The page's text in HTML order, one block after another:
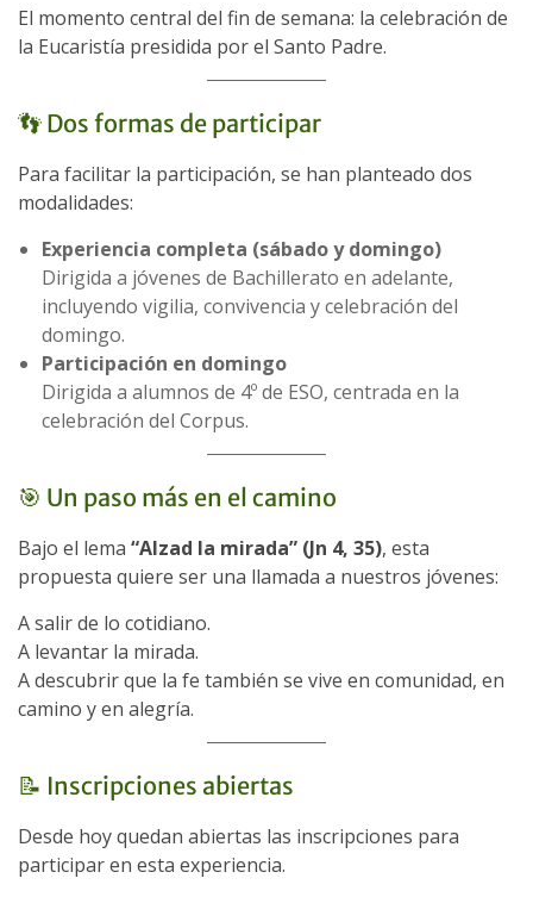
El momento central del fin de semana: la celebración de
la Eucaristía presidida por el Santo Padre.
👣 Dos formas de participar
Para facilitar la participación, se han planteado dos
modalidades:
Experiencia completa (sábado y domingo)
Dirigida a jóvenes de Bachillerato en adelante,
incluyendo vigilia, convivencia y celebración del
domingo.
Participación en domingo
Dirigida a alumnos de 4º de ESO, centrada en la
celebración del Corpus.
🎯 Un paso más en el camino
Bajo el lema “Alzad la mirada” (Jn 4, 35), esta
propuesta quiere ser una llamada a nuestros jóvenes:
A salir de lo cotidiano.
A levantar la mirada.
A descubrir que la fe también se vive en comunidad, en
camino y en alegría.
📝 Inscripciones abiertas
Desde hoy quedan abiertas las inscripciones para
participar en esta experiencia.